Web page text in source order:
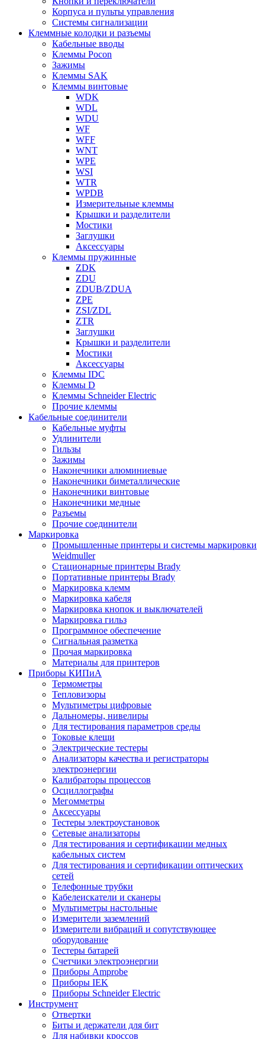
Корпуса и пульты управления
Системы сигнализации
Клеммные колодки и разъемы
Кабельные вводы
Клеммы Pocon
Зажимы
Клеммы SAK
Клеммы винтовые
WDK
WDL
WDU
WF
WFF
WNT
WPE
WSI
WTR
WPDB
Измерительные клеммы
Крышки и разделители
Мостики
Заглушки
Аксессуары
Клеммы пружинные
ZDK
ZDU
ZDUB/ZDUA
ZPE
ZSI/ZDL
ZTR
Заглушки
Крышки и разделители
Мостики
Аксессуары
Клеммы IDC
Клеммы D
Клеммы Schneider Electric
Прочие клеммы
Кабельные соединители
Кабельные муфты
Удлинители
Гильзы
Зажимы
Наконечники алюминиевые
Наконечники биметаллические
Наконечники винтовые
Наконечники медные
Разъемы
Прочие соединители
Маркировка
Промышленные принтеры и системы маркировки
Weidmuller
Стационарные принтеры Brady
Портативные принтеры Brady
Маркировка клемм
Маркировка кабеля
Маркировка кнопок и выключателей
Маркировка гильз
Программное обеспечение
Сигнальная разметка
Прочая маркировка
Материалы для принтеров
Приборы КИПиА
Термометры
Тепловизоры
Мультиметры цифровые
Дальномеры, нивелиры
Для тестирования параметров среды
Токовые клещи
Электрические тестеры
Анализаторы качества и регистраторы
электроэнергии
Калибраторы процессов
Осциллографы
Мегомметры
Аксессуары
Тестеры электроустановок
Сетевые анализаторы
Для тестирования и сертификации медных
кабельных систем
Для тестирования и сертификации оптических
сетей
Телефонные трубки
Кабелеискатели и сканеры
Мультиметры настольные
Измерители заземлений
Измерители вибраций и сопутствующее
оборудование
Тестеры батарей
Счетчики электроэнергии
Приборы Amprobe
Приборы IEK
Приборы Schneider Electric
Инструмент
Отвертки
Биты и держатели для бит
Для набивки кроссов